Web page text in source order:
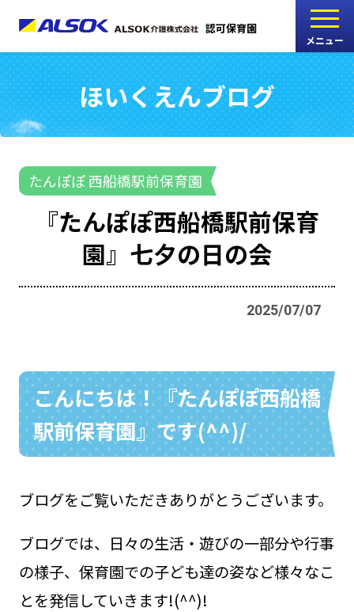
認可保育園
メニュー
こどもの家
志木中宗岡保育園
たんぽぽ
西船橋駅前保育園
たんぽぽ
海神町南保育園
048-631-3721 お問い合わせ
ほいくえんブログ
たんぽぽ 西船橋駅前保育園
『たんぽぽ西船橋駅前保育
園』七夕の日の会
2025/07/07
こんにちは！『たんぽぽ西船橋
駅前保育園』です(^^)/
ブログをご覧いただきありがとうございます。
ブログでは、日々の生活・遊びの一部分や行事
の様子、保育園での子ども達の姿など様々なこ
とを発信していきます!(^^)!